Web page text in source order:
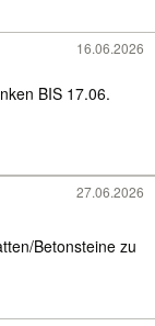
16.06.2026
BIS 17.06.
27.06.2026
Betonsteine zu